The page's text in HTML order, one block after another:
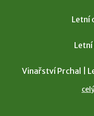
Letní
Vinařství Prchal |